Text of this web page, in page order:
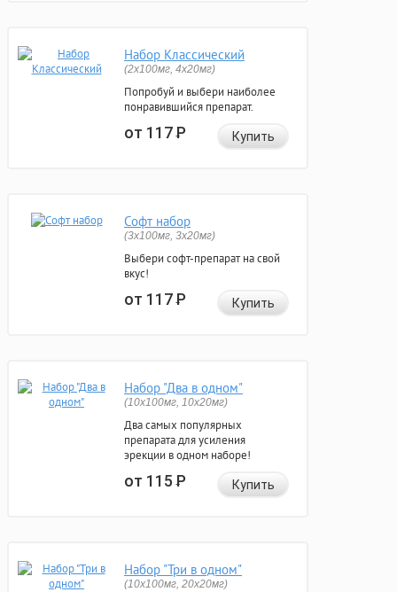
Набор Классический
(2x100мг, 4x20мг)
Попробуй и выбери наиболее
понравившийся препарат.
от 117Р Купить
Софт набор
(3x100мг, 3x20мг)
Выбери софт-препарат на свой
вкус!
от 117Р Купить
Набор "Два в одном"
(10x100мг, 10x20мг)
Два самых популярных
препарата для усиления
эрекции в одном наборе!
от 115Р Купить
Набор "Три в одном"
(10x100мг, 20x20мг)